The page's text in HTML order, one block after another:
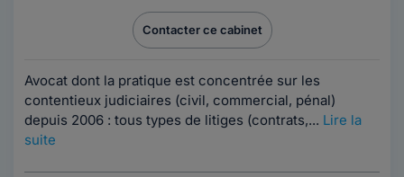
Contacter ce cabinet
Avocat dont la pratique est concentrée sur les
contentieux judiciaires (civil, commercial, pénal)
depuis 2006 : tous types de litiges (contrats,... Lire la
suite